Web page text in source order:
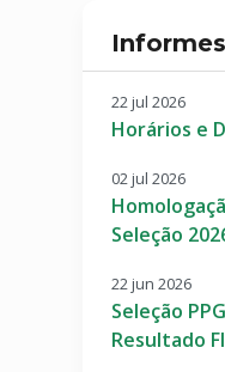
Informes
22 jul 2026
Horários e
02 jul 2026
Seleção
22 jun 2026
Seleção
Resultado